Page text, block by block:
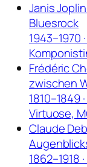
Janis
Bluesrock
Frédéric
zwischen
1810–1849
Virtuose,
Claude
1862–1918